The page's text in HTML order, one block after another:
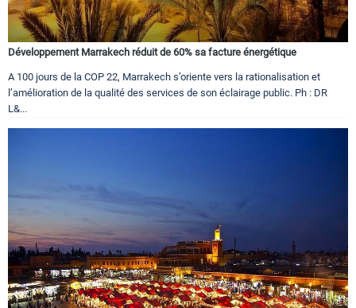
Développement Marrakech réduit de 60% sa facture énergétique
A 100 jours de la COP 22, Marrakech s’oriente vers la rationalisation et
l’amélioration de la qualité des services de son éclairage public. Ph : DR
L&...